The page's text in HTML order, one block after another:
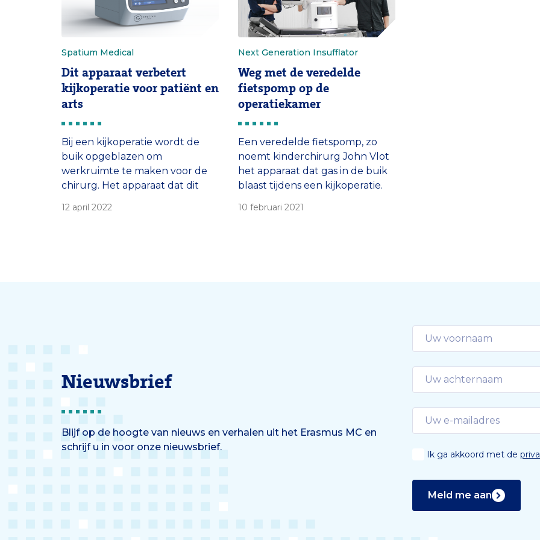
Spatium Medical
Dit apparaat verbetert
kijkoperatie voor patiënt en
arts
Bij een kijkoperatie wordt de
buik opgeblazen om
werkruimte te maken voor de
chirurg. Het apparaat dat dit
meegegaan, vindt een team van
12 april 2022
Next Generation Insufflator
Weg met de veredelde
fietspomp op de
operatiekamer
Een veredelde fietspomp, zo
noemt kinderchirurg John Vlot
het apparaat dat gas in de buik
blaast tijdens een kijkoperatie.
techneuten van de afdeling
10 februari 2021
Nieuwsbrief
Blijf op de hoogte van nieuws en verhalen uit het Erasmus MC en
schrijf u in voor onze nieuwsbrief.
Ik ga akkoord met de
Meld me aan